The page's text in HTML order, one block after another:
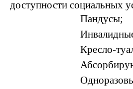
доступности социальных
Пандусы;
Кресло-